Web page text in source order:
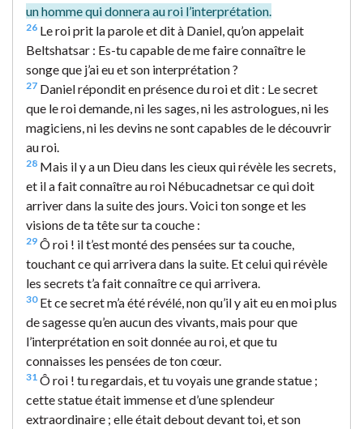
un homme qui donnera au roi l’interprétation.
26 Le roi prit la parole et dit à Daniel, qu’on appelait
Beltshatsar : Es-tu capable de me faire connaître le
songe que j’ai eu et son interprétation ?
27 Daniel répondit en présence du roi et dit : Le secret
que le roi demande, ni les sages, ni les astrologues, ni les
magiciens, ni les devins ne sont capables de le découvrir
au roi.
28 Mais il y a un Dieu dans les cieux qui révèle les secrets,
et il a fait connaître au roi Nébucadnetsar ce qui doit
arriver dans la suite des jours. Voici ton songe et les
visions de ta tête sur ta couche :
29 Ô roi ! il t’est monté des pensées sur ta couche,
touchant ce qui arrivera dans la suite. Et celui qui révèle
les secrets t’a fait connaître ce qui arrivera.
30Et ce secret m’a été révélé, non qu’il y ait eu en moi plus
de sagesse qu’en aucun des vivants, mais pour que
l’interprétation en soit donnée au roi, et que tu
connaisses les pensées de ton cœur.
31 Ô roi ! tu regardais, et tu voyais une grande statue ;
cette statue était immense et d’une splendeur
extraordinaire ; elle était debout devant toi, et son